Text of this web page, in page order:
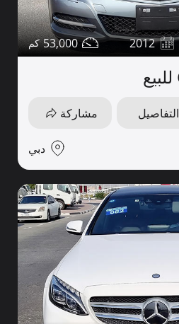
2012
53,000
التفاصيل مشاركة
دبي